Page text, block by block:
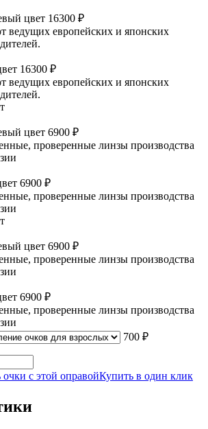
цвет 16300 ₽
ведущих европейских и японских
16300 ₽
ведущих европейских и японских
цвет 6900 ₽
проверенные линзы производства
6900 ₽
проверенные линзы производства
цвет 6900 ₽
проверенные линзы производства
6900 ₽
проверенные линзы производства
700 ₽
очки с этой оправойКупить в один клик